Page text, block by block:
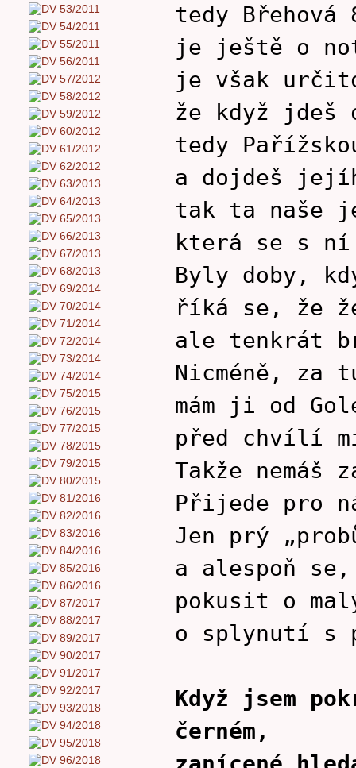
tedy Břehová
je ještě o
je však
že když jdeš
tedy
a dojdeš
tak ta naše
která se s ní
Byly doby,
říká se, že
ale tenkrát
Nicméně, za
mám ji od
před chvílí
Takže nemáš
Přijede pro
Jen prý
a alespoň
pokusit o
o splynutí s
Když jsem
černém,